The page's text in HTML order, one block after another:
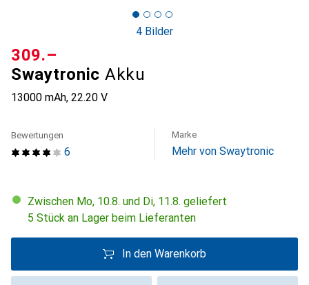
4 Bilder
Swaytronic Akku
13000 mAh, 22.20 V
CHF
309.–
6
Bewertungen Marke
Mehr von Swaytronic
Zwischen Mo, 10.8. und Di, 11.8. geliefert
5 Stück an Lager beim Lieferanten
In den Warenkorb